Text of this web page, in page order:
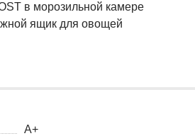
в морозильной камере
ящик для овощей
A+